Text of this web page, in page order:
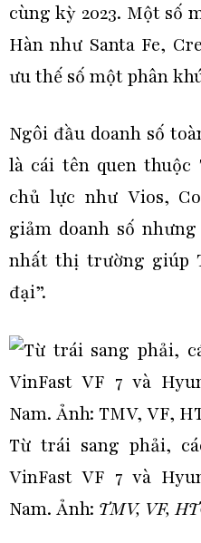
cùng kỳ 2023. Một số
Hàn như Santa Fe,
ưu thế số một phân
Ngôi đầu doanh số
là cái tên quen thuộc
chủ lực như Vios,
giảm doanh số
nhất thị trường giúp
đại”.
Từ trái sang phải,
VinFast VF 7 và
Nam. Ảnh: TMV, VF,